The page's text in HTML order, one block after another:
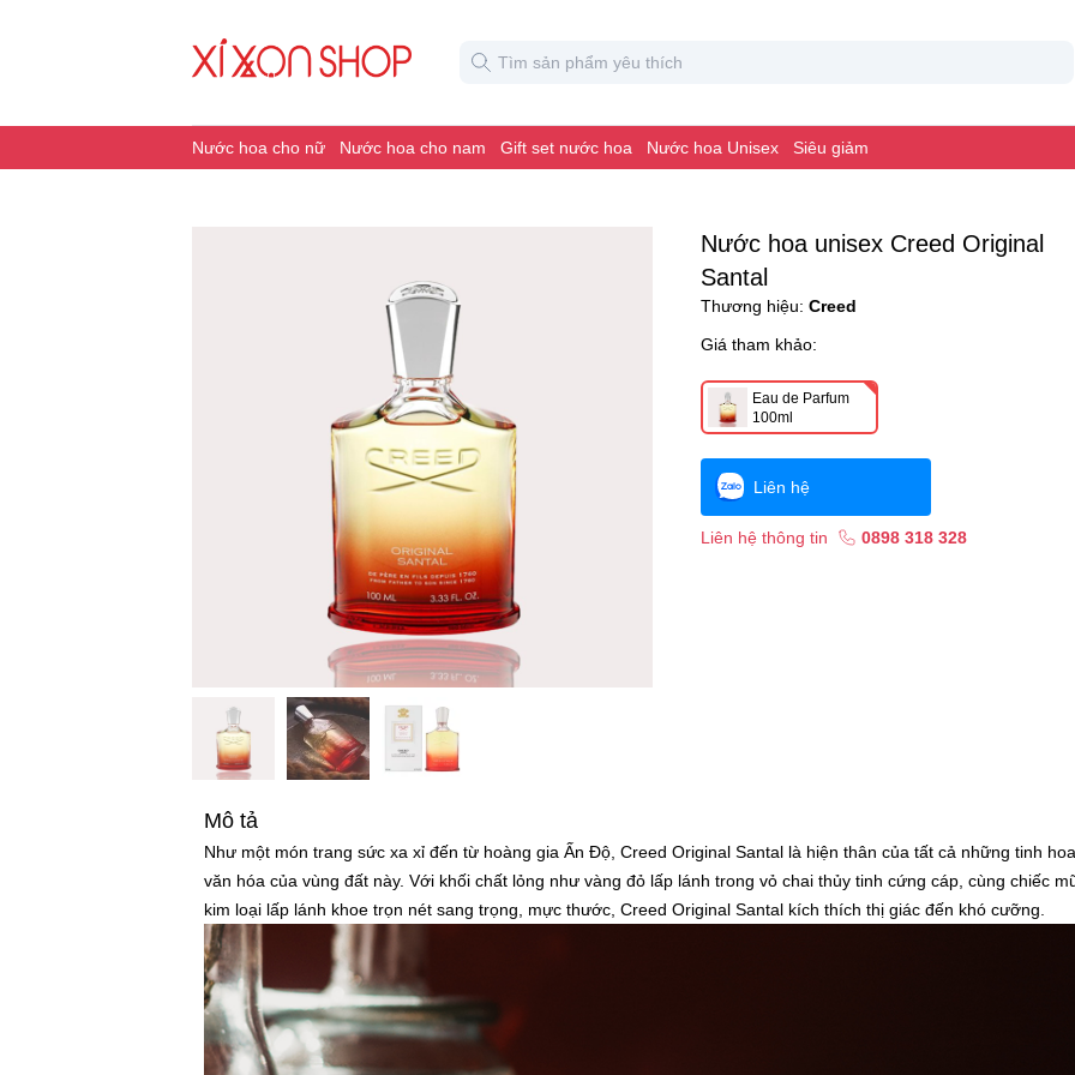
Nước hoa cho nữ Nước hoa cho nam Gift set nước hoa Nước hoa Unisex Siêu giảm
Nước hoa unisex Creed Original
Santal
Thương hiệu: Creed
Giá tham khảo:
Eau de Parfum
100ml
Liên hệ
Liên hệ thông tin 0898 318 328
Mô tả
Như một món trang sức xa xỉ đến từ hoàng gia Ấn Độ, Creed Original Santal là hiện thân của tất cả những tinh
văn hóa của vùng đất này. Với khối chất lỏng như vàng đỏ lấp lánh trong vỏ chai thủy tinh cứng cáp, cùng chiếc
kim loại lấp lánh khoe trọn nét sang trọng, mực thước, Creed Original Santal kích thích thị giác đến khó cưỡng.